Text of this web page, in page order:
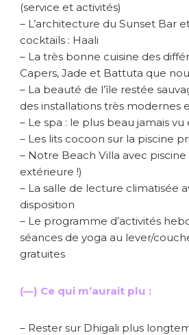
(service et activités)
– L’architecture du Sunset Bar
cocktails : Haali
– La très bonne cuisine des
Capers, Jade et Battuta que
– La beauté de l’île restée
des installations très modernes
– Le spa : le plus beau jamais vu
– Les lits cocoon sur la piscine
– Notre Beach Villa avec
extérieure !)
– La salle de lecture climatisée
disposition
– Le programme d’activités
séances de yoga au lever/
gratuites
(—) Ce qui m’aurait plu :
– Rester sur Dhigali plus